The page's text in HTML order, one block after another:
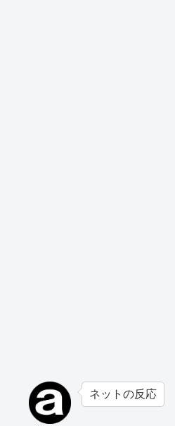
ネットの反応